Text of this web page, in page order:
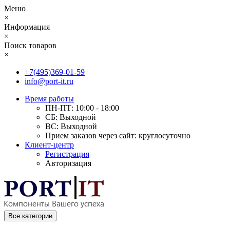
Меню
×
Информация
×
Поиск товаров
×
+7(495)369-01-59
info@port-it.ru
Время работы
ПН-ПТ: 10:00 - 18:00
СБ: Выходной
ВС: Выходной
Прием заказов через сайт: круглосуточно
Клиент-центр
Регистрация
Авторизация
Все категории